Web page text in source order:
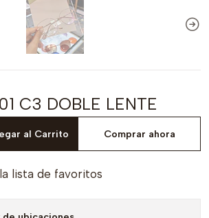
C3 DOBLE LENTE
al Carrito Comprar ahora
lista de favoritos